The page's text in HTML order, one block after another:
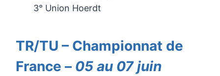
3° Union Hoerdt
TR/TU – Championnat de
France – 05 au 07 juin